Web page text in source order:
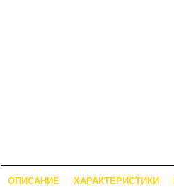
ОПИСАНИЕ ХАРАКТЕРИСТИКИ